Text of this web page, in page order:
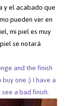
y el acabado que
pueden ver en
mi piel es muy
se notará
and the finish
one ;) I have a
a bad finish.